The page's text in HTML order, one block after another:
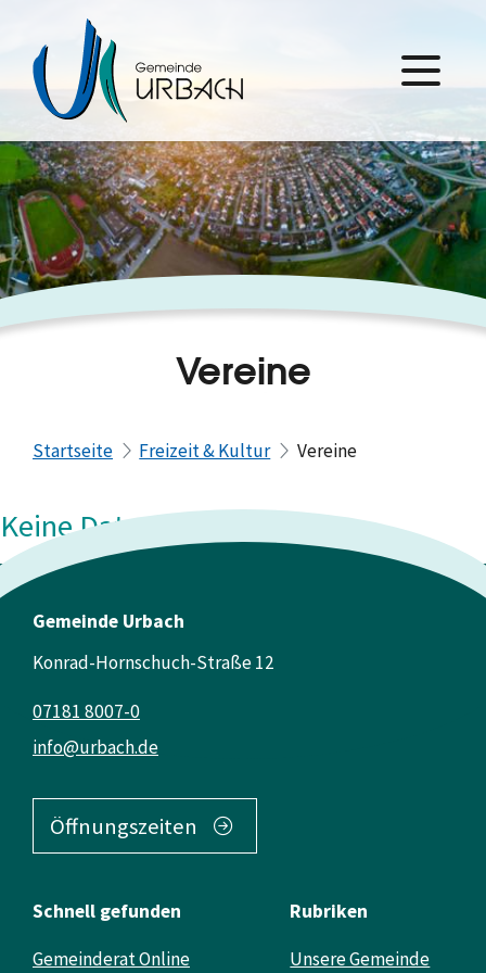
Vereine
Startseite Freizeit & Kultur Vereine
Keine Daten vorhanden
Gemeinde Urbach
Konrad-Hornschuch-Straße 12
info@urbach.de
07181 8007-0
Öffnungszeiten
Schnell gefunden
Gemeinderat Online
Rubriken
Unsere Gemeinde